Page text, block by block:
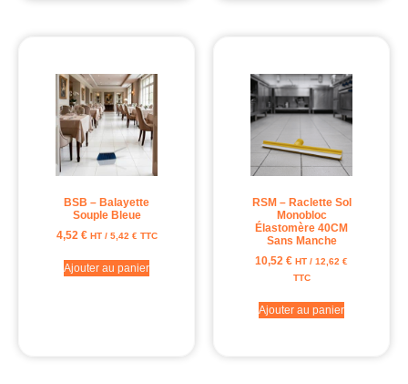
BSB – Balayette
Souple Bleue
4,52 € HT / 5,42 €TTC
Ajouter au panier
RSM – Raclette Sol
Monobloc
Élastomère 40CM
Sans Manche
10,52 € HT / 12,62 €
TTC
Ajouter au panier